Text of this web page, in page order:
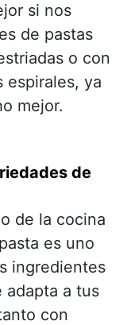
si nos
de pastas
o con
espirales, ya
mejor.
de
de la cocina
es uno
ingredientes
adapta a tus
con